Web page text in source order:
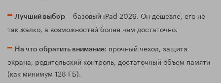
Лучший выбор – базовый iPad 2026. Он дешевле, его не
так жалко, а возможностей более чем достаточно.
На что обратить внимание: прочный чехол, защита
экрана, родительский контроль, достаточный объём памяти
(как минимум 128 ГБ).